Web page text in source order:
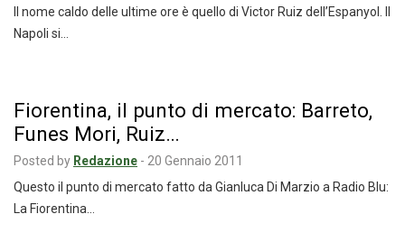
Il nome caldo delle ultime ore è quello di Victor Ruiz dell’Espanyol. Il
Napoli si…
Fiorentina, il punto di mercato: Barreto,
Funes Mori, Ruiz…
Posted by Redazione - 20 Gennaio 2011
Questo il punto di mercato fatto da Gianluca Di Marzio a Radio Blu:
La Fiorentina…